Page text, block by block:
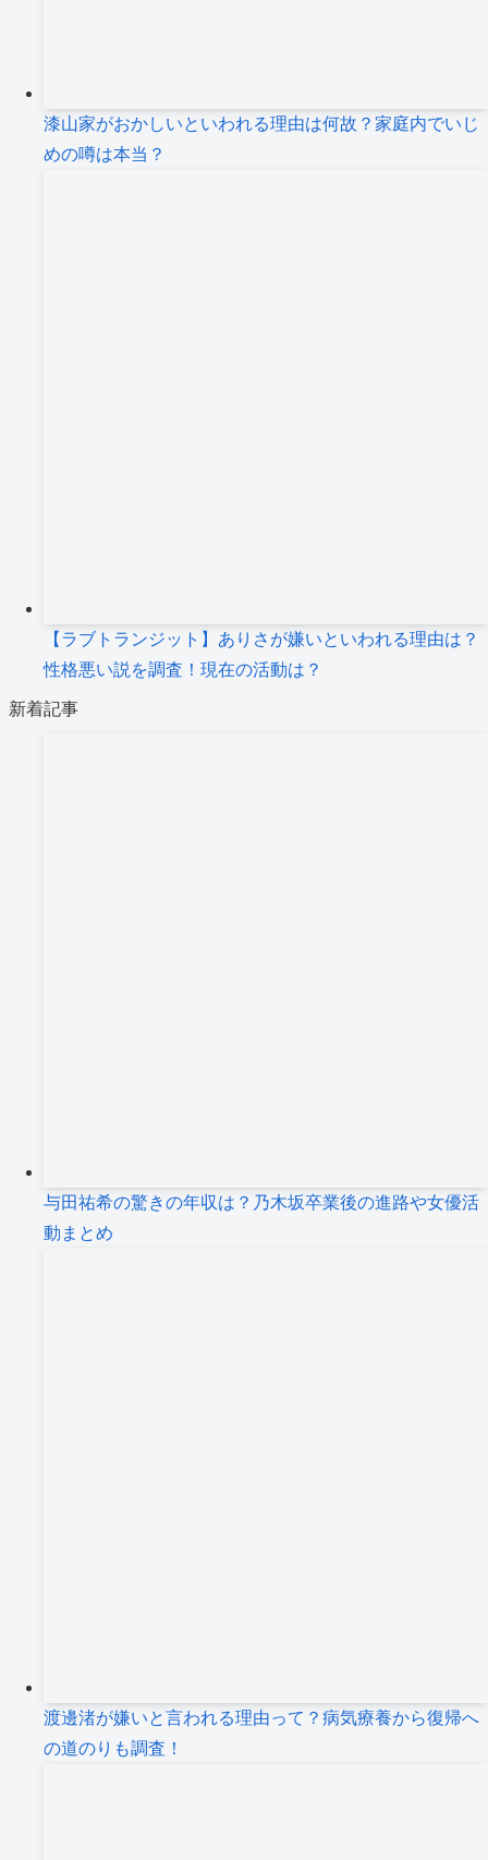
漆山家がおかしいといわれる理由は何故？家庭内でいじ
めの噂は本当？
【ラブトランジット】ありさが嫌いといわれる理由は？
性格悪い説を調査！現在の活動は？
新着記事
与田祐希の驚きの年収は？乃木坂卒業後の進路や女優活
動まとめ
渡邊渚が嫌いと言われる理由って？病気療養から復帰へ
の道のりも調査！